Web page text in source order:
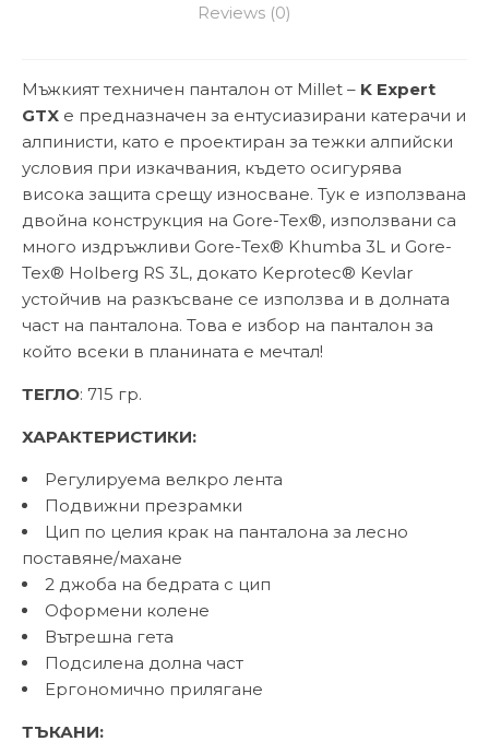
Reviews (0)
Мъжкият техничен панталон от Millet – K Expert
GTX е предназначен за ентусиазирани катерачи и
алпинисти, като е проектиран за тежки алпийски
условия при изкачвания, където осигурява
висока защита срещу износване. Тук е използвана
двойна конструкция на Gore-Tex®, използвани са
много издръжливи Gore-Tex® Khumba 3L и Gore-
Tex® Holberg RS 3L, докато Keprotec® Kevlar
устойчив на разкъсване се използва и в долната
част на панталона. Това е избор на панталон за
който всеки в планината е мечтал!
ТЕГЛО: 715 гр.
ХАРАКТЕРИСТИКИ:
Регулируема велкро лента
Подвижни презрамки
Цип по целия крак на панталона за лесно
поставяне/махане
2 джоба на бедрата с цип
Оформени колене
Вътрешна гета
Подсилена долна част
Ергономично прилягане
ТЪКАНИ: